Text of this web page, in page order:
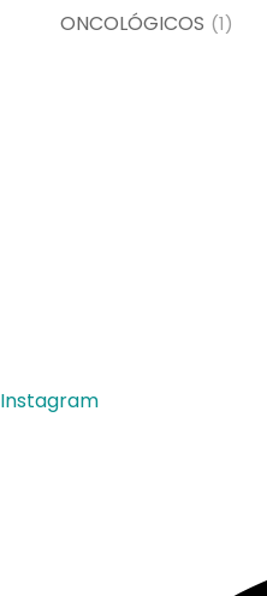
ONCOLÓGICOS (1)
Instagram